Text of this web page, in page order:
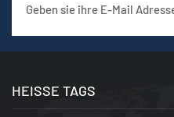
HEISSE TAGS